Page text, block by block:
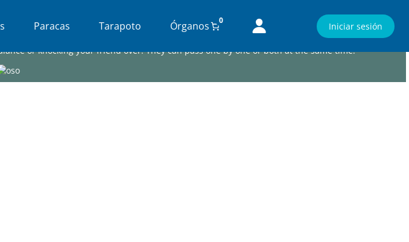
Paracas Tarapoto Órganos 0 Iniciar sesión
or knocking your friend over. They can pass one by one or both at the same time.